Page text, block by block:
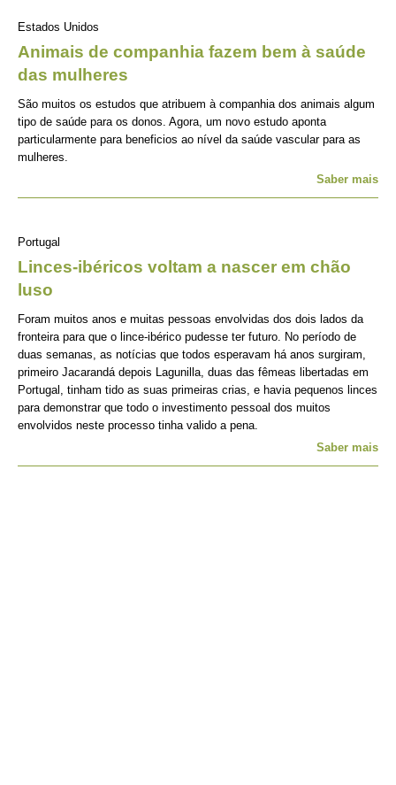
Estados Unidos
Animais de companhia fazem bem à saúde
das mulheres
São muitos os estudos que atribuem à companhia dos animais algum
tipo de saúde para os donos. Agora, um novo estudo aponta
particularmente para beneficios ao nível da saúde vascular para as
mulheres.
Saber mais
Portugal
Linces-ibéricos voltam a nascer em chão
luso
Foram muitos anos e muitas pessoas envolvidas dos dois lados da
fronteira para que o lince-ibérico pudesse ter futuro. No período de
duas semanas, as notícias que todos esperavam há anos surgiram,
primeiro Jacarandá depois Lagunilla, duas das fêmeas libertadas em
Portugal, tinham tido as suas primeiras crias, e havia pequenos linces
para demonstrar que todo o investimento pessoal dos muitos
envolvidos neste processo tinha valido a pena.
Saber mais